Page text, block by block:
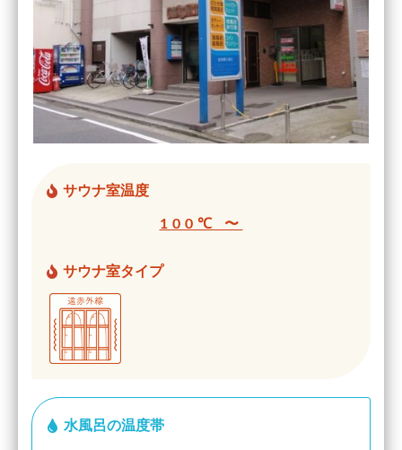
サウナ室温度
100℃ 〜
サウナ室タイプ
水風呂の温度帯